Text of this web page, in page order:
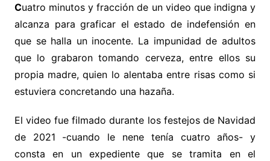
Cuatro minutos y fracción de un video que indigna y
alcanza para graficar el estado de indefensión en
que se halla un inocente. La impunidad de adultos
que lo grabaron tomando cerveza, entre ellos su
propia madre, quien lo alentaba entre risas como si
estuviera concretando una hazaña.
El video fue filmado durante los festejos de Navidad
de 2021 -cuando le nene tenía cuatro años- y
consta en un expediente que se tramita en el